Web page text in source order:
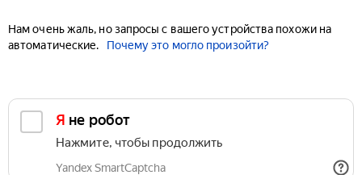
Нам очень жаль, но запросы с вашего устройства похожи на
автоматические.
Почему это могло произойти?
Я не робот
Нажмите, чтобы продолжить
Yandex SmartCaptcha